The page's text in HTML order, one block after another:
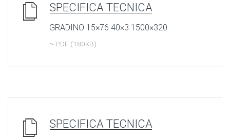
SPECIFICA TECNICA
GRADINO 15×76 40×3 1500×320
~ PDF (180KB)
SPECIFICA TECNICA